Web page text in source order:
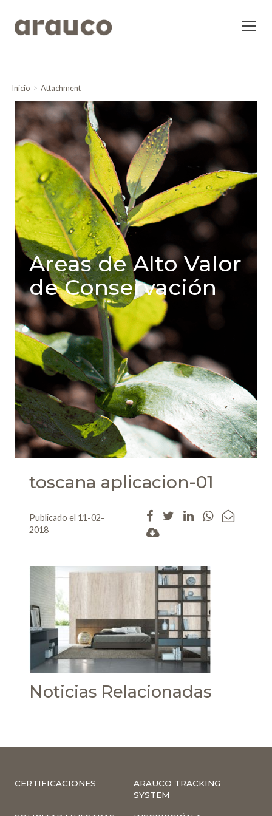
Inicio Attachment
Areas de Alto Valor
de Conservación
toscana aplicacion-01
Publicado el 11-02-
2018
Noticias Relacionadas
CERTIFICACIONES
ARAUCO TRACKING
SYSTEM